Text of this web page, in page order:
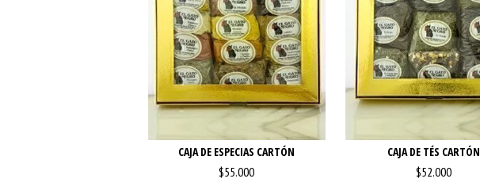
CAJA DE ESPECIAS CARTÓN
$55.000
CAJA DE TÉS CARTÓN
$52.000